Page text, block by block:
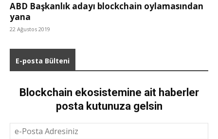
ABD Başkanlık adayı blockchain oylamasından
yana
22 Ağustos 2019
E-posta Bülteni
Blockchain ekosistemine ait haberler
posta kutunuza gelsin